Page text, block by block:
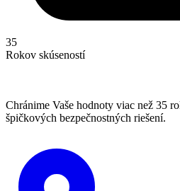
35
Rokov skúseností
Chránime Vaše hodnoty viac než 35
špičkových bezpečnostných riešení.